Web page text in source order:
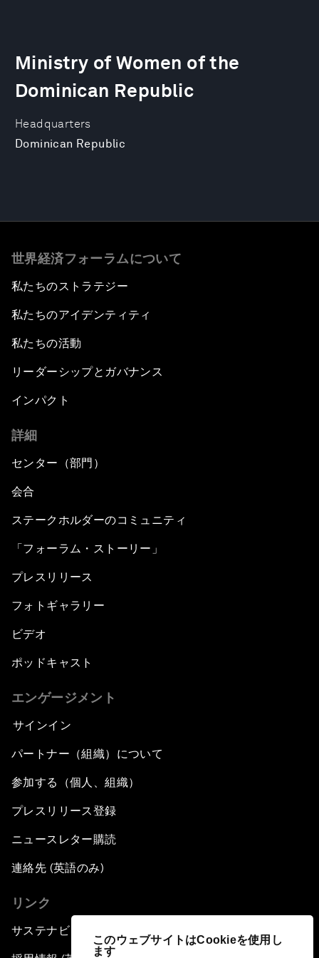
このウェブサイトはCookieを使用し
ます
Headquarters
Dominican Republic
Ministry of Women of the
Dominican Republic
世界経済フォーラムについて
私たちのストラテジー
私たちのアイデンティティ
私たちの活動
リーダーシップとガバナンス
インパクト
詳細
センター（部門）
会合
ステークホルダーのコミュニティ
「フォーラム・ストーリー」
プレスリリース
フォトギャラリー
ビデオ
ポッドキャスト
エンゲージメント
サインイン
パートナー（組織）について
参加する（個人、組織）
プレスリリース登録
ニュースレター購読
連絡先 (英語のみ)
リンク
サステナビリティへの取り組み